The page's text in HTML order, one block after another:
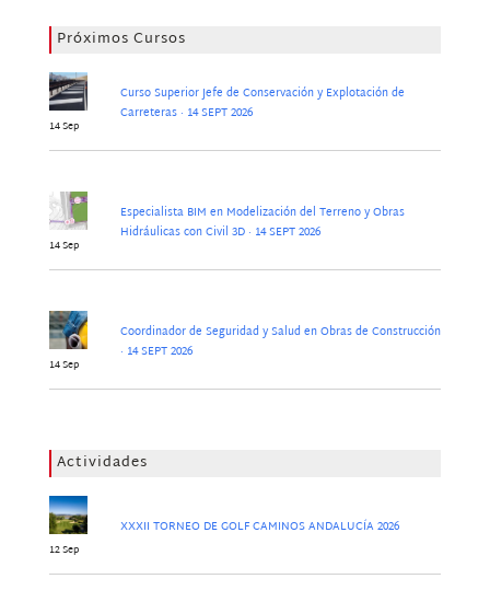
Próximos Cursos
14 Sep
Curso Superior Jefe de Conservación y Explotación de
Carreteras · 14 SEPT 2026
14 Sep
Especialista BIM en Modelización del Terreno y Obras
Hidráulicas con Civil 3D · 14 SEPT 2026
14 Sep
Coordinador de Seguridad y Salud en Obras de Construcción
· 14 SEPT 2026
Actividades
12 Sep
XXXII TORNEO DE GOLF CAMINOS ANDALUCÍA 2026